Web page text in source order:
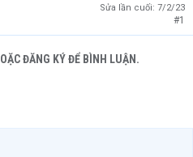
Sửa lần cuối: 7/2/23
#1
ĐĂNG KÝ ĐỂ BÌNH LUẬN.